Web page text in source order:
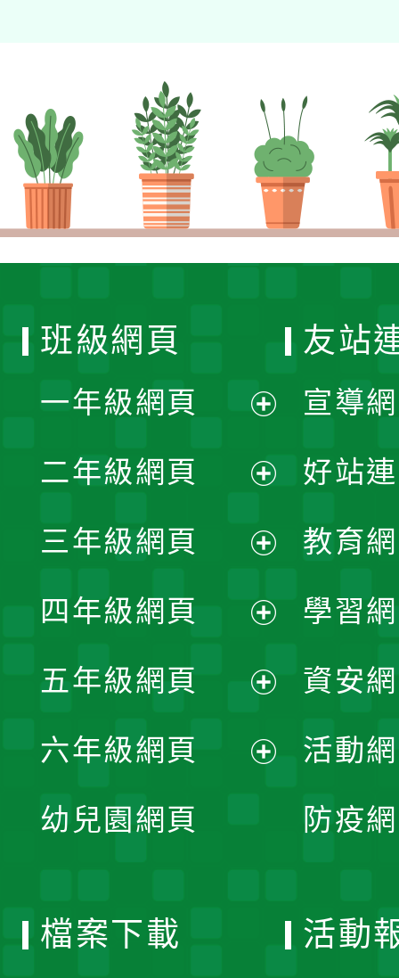
班級網頁
一年級網頁
開
選
單
二年級網頁
開
選
單
三年級網頁
開
選
單
四年級網頁
開
選
五年級網頁
開
六年級網頁
幼兒園網頁
友站
宣導
好站
教育
學習
資安
活動
防疫
檔案下載 活動